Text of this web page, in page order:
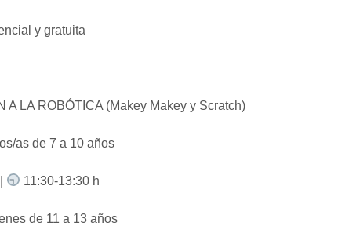
y gratuita
A LA ROBÓTICA (Makey Makey y Scratch)
as de 7 a 10 años
11:30-13:30 h
de 11 a 13 años